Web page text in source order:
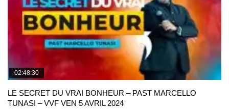
02:48:30
LE SECRET DU VRAI BONHEUR – PAST MARCELLO
TUNASI – VVF VEN 5 AVRIL 2024